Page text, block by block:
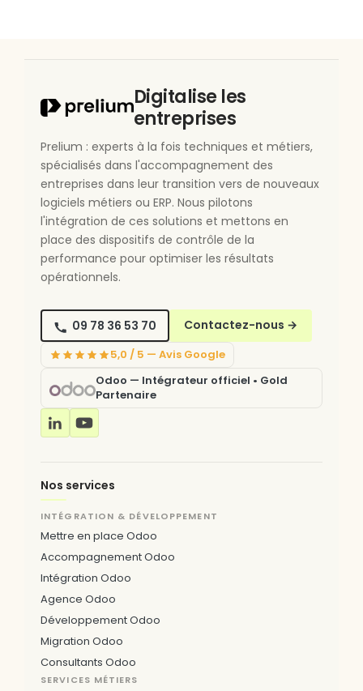
Digitalise les
entreprises
Prelium : experts à la fois techniques et métiers,
spécialisés dans l'accompagnement des
entreprises dans leur transition vers de nouveaux
logiciels métiers ou ERP. Nous pilotons
l'intégration de ces solutions et mettons en
place des dispositifs de contrôle de la
performance pour optimiser les résultats
opérationnels.
09 78 36 53 70 Contactez-nous →
5,0 / 5 — Avis Google
Odoo — Intégrateur officiel • Gold
Partenaire
Nos services
INTÉGRATION & DÉVELOPPEMENT
Mettre en place Odoo
Accompagnement Odoo
Intégration Odoo
Agence Odoo
Développement Odoo
Migration Odoo
Consultants Odoo
SERVICES MÉTIERS